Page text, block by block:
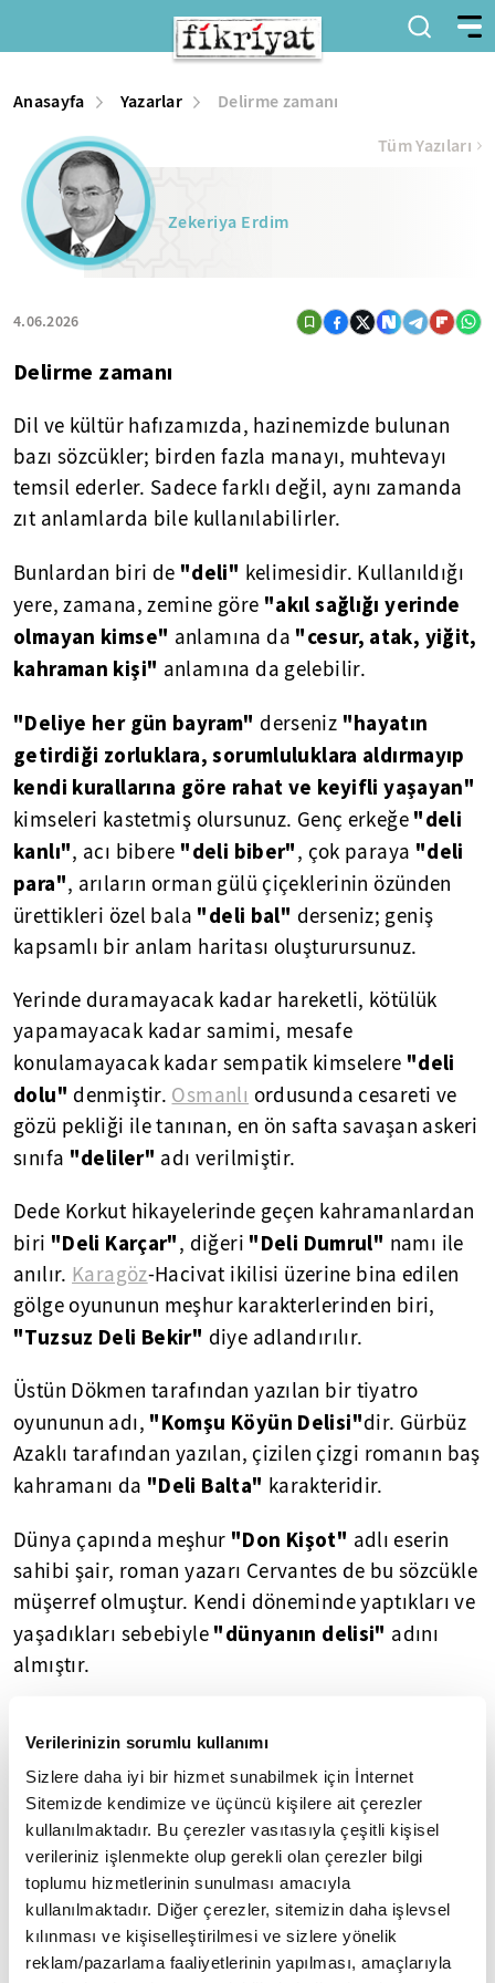
Verilerinizin sorumlu kullanımı
Sizlere daha iyi bir hizmet sunabilmek için İnternet
Sitemizde kendimize ve üçüncü kişilere ait çerezler
kullanılmaktadır. Bu çerezler vasıtasıyla çeşitli kişisel
verileriniz işlenmekte olup gerekli olan çerezler bilgi
toplumu hizmetlerinin sunulması amacıyla
kullanılmaktadır. Diğer çerezler, sitemizin daha işlevsel
kılınması ve kişiselleştirilmesi ve sizlere yönelik
reklam/pazarlama faaliyetlerinin yapılması, amaçlarıyla
Anasayfa Yazarlar Delirme zamanı
Zekeriya Erdim
4.06.2026
Tüm Yazıları
Delirme zamanı
Dil ve kültür hafızamızda, hazinemizde bulunan
bazı sözcükler; birden fazla manayı, muhtevayı
temsil ederler. Sadece farklı değil, aynı zamanda
zıt anlamlarda bile kullanılabilirler.
Bunlardan biri de "deli" kelimesidir. Kullanıldığı
yere, zamana, zemine göre "akıl sağlığı yerinde
olmayan kimse" anlamına da "cesur, atak, yiğit,
kahraman kişi" anlamına da gelebilir.
"Deliye her gün bayram" derseniz "hayatın
getirdiği zorluklara, sorumluluklara aldırmayıp
kendi kurallarına göre rahat ve keyifli yaşayan"
kimseleri kastetmiş olursunuz. Genç erkeğe "deli
kanlı", acı bibere "deli biber", çok paraya "deli
para", arıların orman gülü çiçeklerinin özünden
ürettikleri özel bala "deli bal" derseniz; geniş
kapsamlı bir anlam haritası oluşturursunuz.
Yerinde duramayacak kadar hareketli, kötülük
yapamayacak kadar samimi, mesafe
konulamayacak kadar sempatik kimselere "deli
dolu" denmiştir. Osmanlı ordusunda cesareti ve
gözü pekliği ile tanınan, en ön safta savaşan askeri
sınıfa "deliler" adı verilmiştir.
Dede Korkut hikayelerinde geçen kahramanlardan
biri "Deli Karçar", diğeri "Deli Dumrul" namı ile
anılır. Karagöz-Hacivat ikilisi üzerine bina edilen
gölge oyununun meşhur karakterlerinden biri,
"Tuzsuz Deli Bekir" diye adlandırılır.
Üstün Dökmen tarafından yazılan bir tiyatro
oyununun adı, "Komşu Köyün Delisi"dir. Gürbüz
Azaklı tarafından yazılan, çizilen çizgi romanın baş
kahramanı da "Deli Balta" karakteridir.
Dünya çapında meşhur "Don Kişot" adlı eserin
sahibi şair, roman yazarı Cervantes de bu sözcükle
müşerref olmuştur. Kendi döneminde yaptıkları ve
yaşadıkları sebebiyle "dünyanın delisi" adını
almıştır.
Delileri"vardır. Aslına uygun ezan okumanın
yasaklandığı, suç sayıldığı ve yapanların
cezalandırıldığı günlerde ortaya çıkan sıra dışı bir
sosyal vakıadır.
Bazı Müslümanlar, her türlü riski göze alarak
yasağı delmeye çalışırlar. Ülke genelinde, çeşitli
camilerde, aslına uygun ezan okumak için